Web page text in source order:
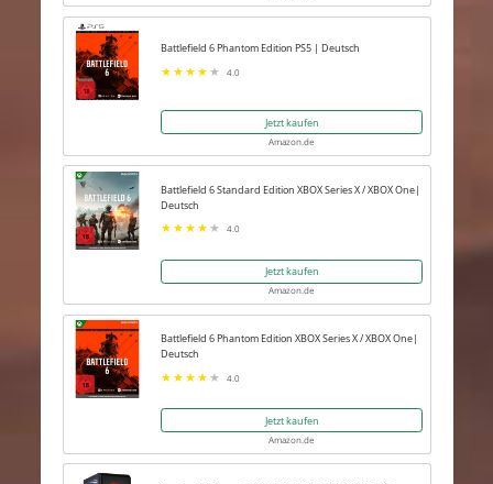
Battlefield 6 Phantom Edition PS5 | Deutsch
4.0
Jetzt kaufen
Amazon.de
Battlefield 6 Standard Edition XBOX Series X / XBOX One|
Deutsch
4.0
Jetzt kaufen
Amazon.de
Battlefield 6 Phantom Edition XBOX Series X / XBOX One|
Deutsch
4.0
Jetzt kaufen
Amazon.de